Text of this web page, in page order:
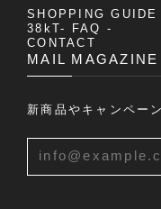
SHOPPING GUIDE
38kT- FAQ -
CONTACT
MAIL MAGAZINE
新商品やキャンペー